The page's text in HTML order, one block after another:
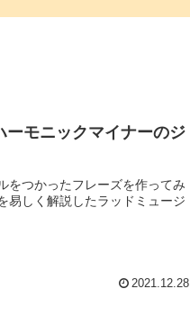
ーモニックマイナーのジ
をつかったフレーズを作ってみ
易しく解説したラッドミュージ
2021.12.28